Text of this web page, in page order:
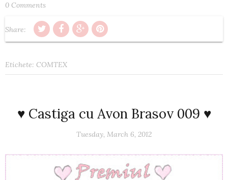
0 Comments
Share:
Etichete: COMTEX
♥ Castiga cu Avon Brasov 009 ♥
Tuesday, March 6, 2012